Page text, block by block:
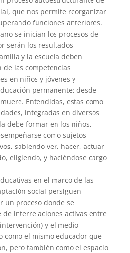
que nos permite reorganizar
funciones anteriores.
se inician los procesos de
serán los resultados.
y la escuela deben
las competencias
en niños y jóvenes y
permanente; desde
Entendidas, estas como
integradas en diversos
debe formar en los niños,
como sujetos
sabiendo ver, hacer, actuar
eligiendo, y haciéndose cargo
en el marco de las
social persiguen
un proceso donde se
de interrelaciones activas entre
y el medio
como el mismo educador que
pero también como el espacio